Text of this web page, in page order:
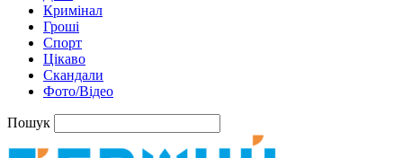
Кримінал
Гроші
Спорт
Цікаво
Скандали
Фото/Відео
Пошук